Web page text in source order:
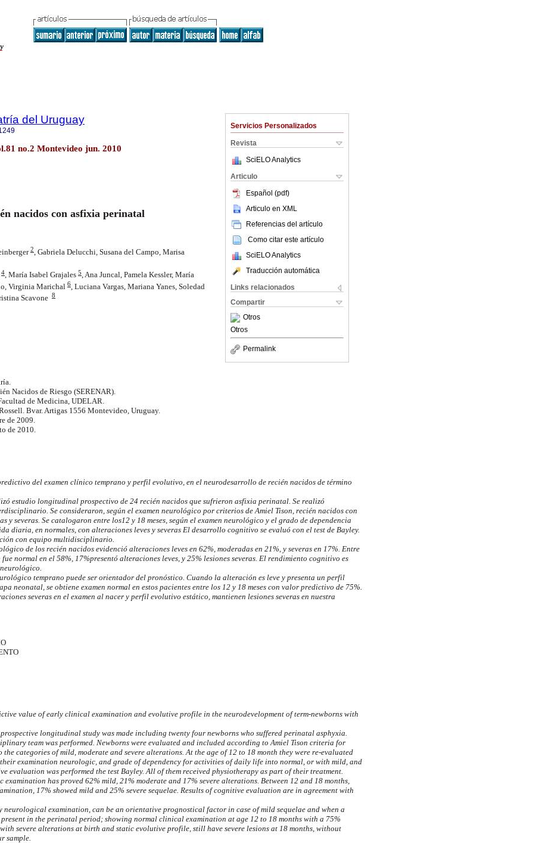
Servicios Personalizados
Revista
SciELO Analytics
Articulo
Español (pdf)
Articulo en XML
Referencias del artículo
Como citar este artículo
SciELO Analytics
Traducción automática
Links relacionados
Compartir
Otros
Otros
Permalink
del Uruguay
no.2 Montevideo jun. 2010
nacidos con asfixia perinatal
2 , Gabriela Delucchi, Susana del Campo, Marisa
4, María Isabel Grajales 5,Ana Juncal, Pamela Kessler, María
Virginia Marichal 6 , Luciana Vargas, Mariana Yanes, Soledad
Scavone 8
Nacidos de Riesgo (SERENAR).
de Medicina, UDELAR.
Bvar. Artigas 1556 Montevideo, Uruguay.
de 2009.
de 2010.
del examen clínico temprano y perfil evolutivo, en el neurodesarrollo de recién nacidos de término
estudio longitudinal prospectivo de 24 recién nacidos que sufrieron asfixia perinatal. Se realizó
Se consideraron, según el examen neurológico por criterios de Amiel Tison, recién nacidos con
y severas. Se catalogaron entre los12 y 18 meses, según el examen neurológico y el grado de dependencia
diaria, en normales, con alteraciones leves y severas El desarrollo cognitivo se evaluó con el test de Bayley.
con equipo multidisciplinario.
de los recién nacidos evidenció alteraciones leves en 62%, moderadas en 21%, y severas en 17%. Entre
fue normal en el 58%, 17%presentó alteraciones leves, y 25% lesiones severas. El rendimiento cognitivo es
temprano puede ser orientador del pronóstico. Cuando la alteración es leve y presenta un perfil
neonatal, se obtiene examen normal en estos pacientes entre los 12 y 18 meses con valor predictivo de 75%.
severas en el examen al nacer y perfil evolutivo estático, mantienen lesiones severas en nuestra
value of early clinical examination and evolutive profile in the neurodevelopment of term-newborns with
longitudinal study was made including twenty four newborns who suffered perinatal asphyxia.
team was performed. Newborns were evaluated and included according to Amiel Tison criteria for
categories of mild, moderate and severe alterations. At the age of 12 to 18 month they were re-evaluated
examination neurologic, and grade of dependency for activities of daily life into normal, or with mild, and
evaluation was performed the test Bayley. All of them received physiotherapy as part of their treatment.
examination has proved 62% mild, 21% moderate and 17% severe alterations. Between 12 and 18 months,
17% showed mild and 25% severe sequelae. Results of cognitive evaluation are in agreement with
neurological examination, can be an orientative prognostical factor in case of mild sequelae and when a
in the perinatal period; showing normal clinical examination at age 12 to 18 months with a 75%
severe alterations at birth and static evolutive profile, still have severe lesions at 18 months, without
sample.